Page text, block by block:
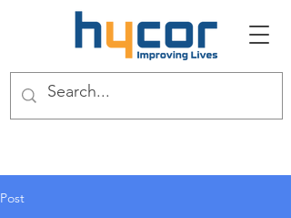
Post